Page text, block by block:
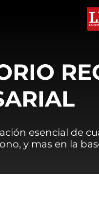
esencial de
y mas en la